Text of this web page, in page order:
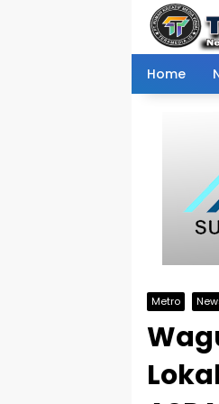
Home
Metro